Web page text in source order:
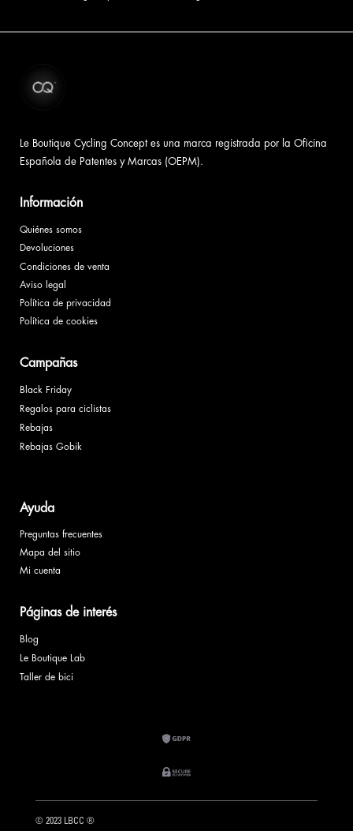
Le Boutique Cycling Concept es una marca registrada por la Oficina
Española de Patentes y Marcas (OEPM).
Información
Quiénes somos
Devoluciones
Condiciones de venta
Aviso legal
Política de privacidad
Política de cookies
Campañas
Black Friday
Regalos para ciclistas
Rebajas
Rebajas Gobik
Ayuda
Preguntas frecuentes
Mapa del sitio
Mi cuenta
Páginas de interés
Blog
Le Boutique Lab
Taller de bici
© 2023 LBCC ®️